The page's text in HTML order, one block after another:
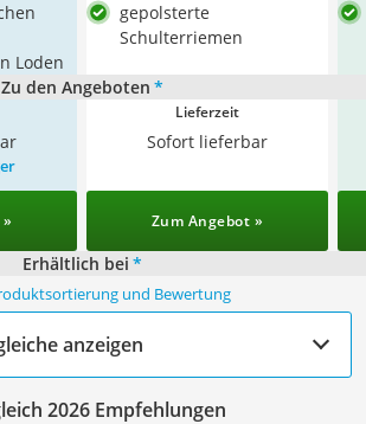
Loden
gepolsterte
Schulterriemen
Zu den Angeboten *
Lieferzeit
Sofort lieferbar
Zum Angebot »
Erhältlich bei *
und Bewertung
anzeigen
2026 Empfehlungen